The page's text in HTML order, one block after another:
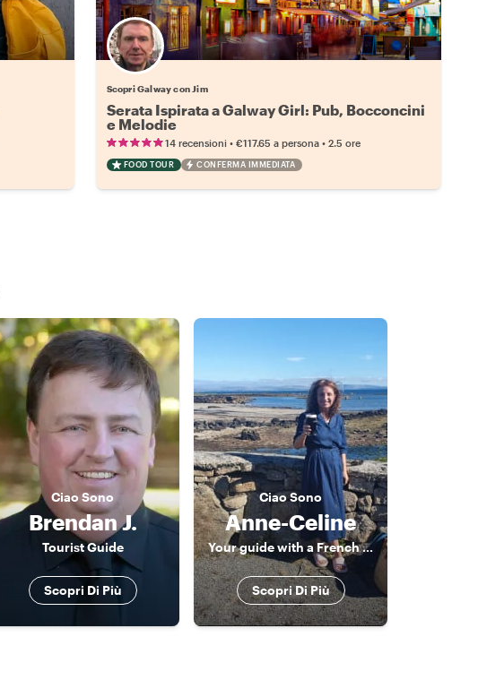
Scopri Galway con Jim
Serata Ispirata a Galway Girl: Pub, Bocconcini
e Melodie
14 recensioni• €117.65 a persona• 2.5 ore
FOOD TOUR CONFERMA IMMEDIATA
CiaoSono
Brendan J.
Tourist Guide
Scopri Di Più
CiaoSono
Anne-Celine
Your guide with a French twist
Scopri Di Più